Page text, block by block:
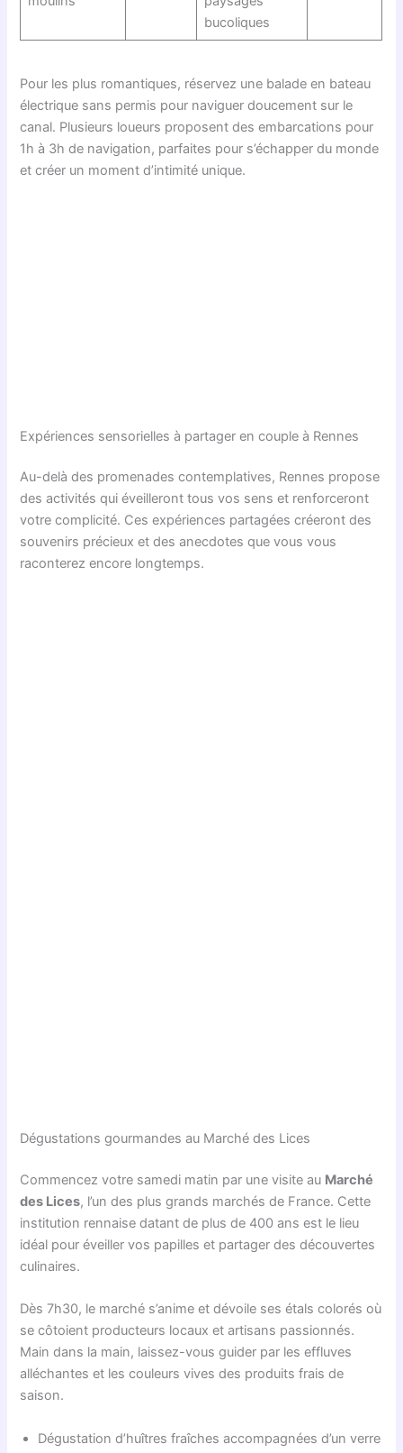
bucoliques
Pour les plus romantiques, réservez une balade en bateau
électrique sans permis pour naviguer doucement sur le
canal. Plusieurs loueurs proposent des embarcations pour
1h à 3h de navigation, parfaites pour s’échapper du monde
et créer un moment d’intimité unique.
Expériences sensorielles à partager en couple à Rennes
Au-delà des promenades contemplatives, Rennes propose
des activités qui éveilleront tous vos sens et renforceront
votre complicité. Ces expériences partagées créeront des
souvenirs précieux et des anecdotes que vous vous
raconterez encore longtemps.
Dégustations gourmandes au Marché des Lices
Commencez votre samedi matin par une visite au Marché
des Lices, l’un des plus grands marchés de France. Cette
institution rennaise datant de plus de 400 ans est le lieu
idéal pour éveiller vos papilles et partager des découvertes
culinaires.
Dès 7h30, le marché s’anime et dévoile ses étals colorés où
se côtoient producteurs locaux et artisans passionnés.
Main dans la main, laissez-vous guider par les effluves
alléchantes et les couleurs vives des produits frais de
saison.
Dégustation d’huîtres fraîches accompagnées d’un verre